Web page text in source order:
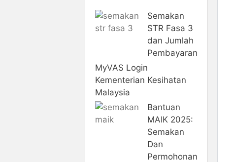
Semakan
STR Fasa 3
dan Jumlah
Pembayaran
MyVAS Login
Kementerian Kesihatan
Malaysia
Bantuan
MAIK 2025:
Semakan
Dan
Permohonan